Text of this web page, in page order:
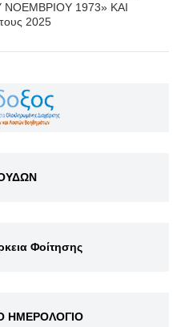
1973» ΚΑΙ
2025
Φοίτησης
ΗΜΕΡΟΛΟΓΙΟ